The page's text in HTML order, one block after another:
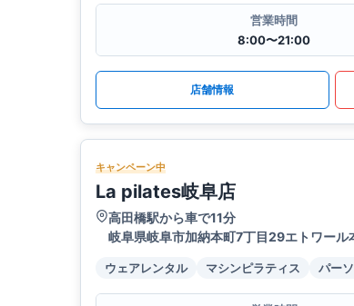
営業時間
8:00〜21:00
店舗情報
キャンペーン中
La pilates岐阜店
高田橋駅から車で11分
岐阜県岐阜市加納本町7丁目29エトワール
ウェアレンタル マシンピラティス パー